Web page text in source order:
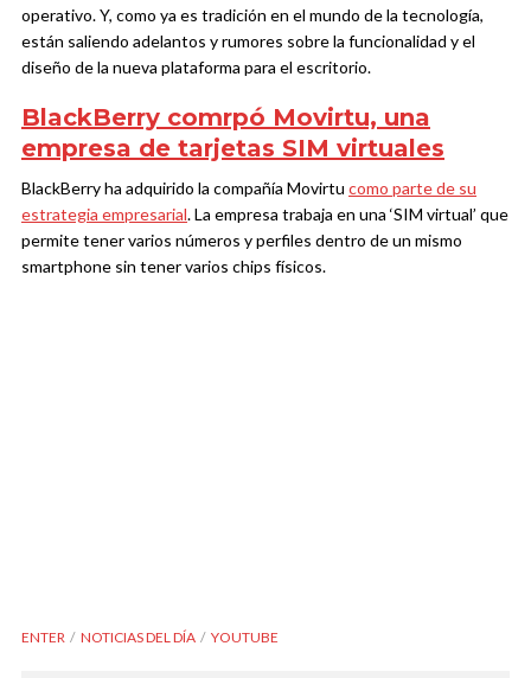
operativo. Y, como ya es tradición en el mundo de la tecnología,
están saliendo adelantos y rumores sobre la funcionalidad y el
diseño de la nueva plataforma para el escritorio.
BlackBerry comrpó Movirtu, una
empresa de tarjetas SIM virtuales
BlackBerry ha adquirido la compañía Movirtu como parte de su
estrategia empresarial. La empresa trabaja en una ‘SIM virtual’ que
permite tener varios números y perfiles dentro de un mismo
smartphone sin tener varios chips físicos.
ENTER NOTICIAS DEL DÍA YOUTUBE